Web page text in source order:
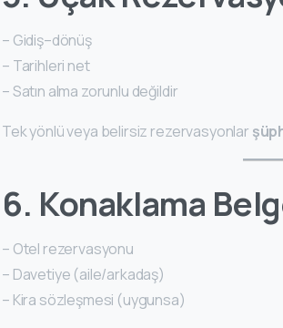
– Gidiş–dönüş
– Tarihleri net
– Satın alma zorunlu değildir
Tek yönlü veya belirsiz rezervasyonlar
6. Konaklama
– Otel rezervasyonu
– Davetiye (aile/arkadaş)
– Kira sözleşmesi (uygunsa)